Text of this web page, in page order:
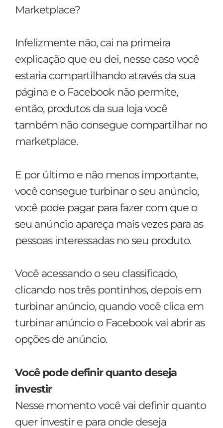
Marketplace?
Infelizmente não, cai na primeira
explicação que eu dei, nesse caso você
estaria compartilhando através da sua
página e o Facebook não permite,
então, produtos da sua loja você
também não consegue compartilhar no
marketplace.
E por último e não menos importante,
você consegue turbinar o seu anúncio,
você pode pagar para fazer com que o
seu anúncio apareça mais vezes para as
pessoas interessadas no seu produto.
Você acessando o seu classificado,
clicando nos três pontinhos, depois em
turbinar anúncio, quando você clica em
turbinar anúncio o Facebook vai abrir as
opções de anúncio.
Você pode definir quanto deseja
investir
Nesse momento você vai definir quanto
quer investir e para onde deseja